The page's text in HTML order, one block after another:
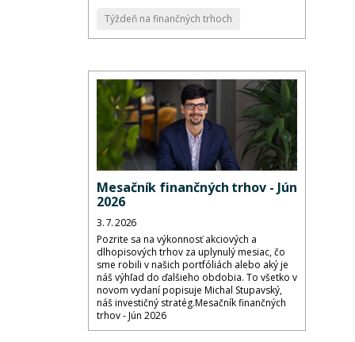
Týždeň na finančných trhoch
Mesačník finančných trhov - Jún
2026
3. 7. 2026
Pozrite sa na výkonnosť akciových a
dlhopisových trhov za uplynulý mesiac, čo
sme robili v našich portfóliách alebo aký je
náš výhľad do ďalšieho obdobia. To všetko v
novom vydaní popisuje Michal Stupavský,
náš investičný stratég.Mesačník finančných
trhov - Jún 2026